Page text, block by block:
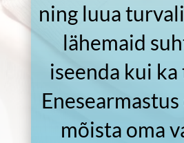
ning luua
lähemaid
iseenda kui ka
mõista oma